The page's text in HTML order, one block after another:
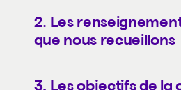
2. Les
que nous recueillons
3. Les objectifs de la